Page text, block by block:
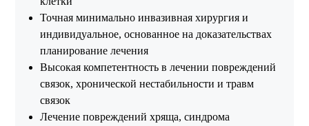
Точная минимально инвазивная хирургия и
индивидуальное, основанное на доказательствах
планирование лечения
Высокая компетентность в лечении повреждений
связок, хронической нестабильности и травм
связок
Лечение повреждений хряща, синдрома